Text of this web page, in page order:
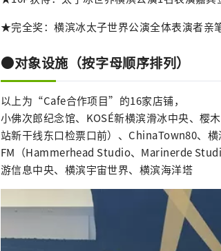
★完全奖：横滨冰太子世界公演全体表演者亲
●对象设施（按字母顺序排列）
以上为“Cafe合作项目”的16家店铺，
小佛次郎纪念馆、KOSÉ新横滨滑冰中央、樱
站新干线东口检票口前）、ChinaTown80、
FM（Hammerhead Studio、Marinerde
游信息中央、横滨宇宙世界、横滨海洋塔